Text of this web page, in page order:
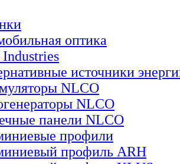
оптика
источники
NLCO
NLCO
панели NLCO
профили
профиль ARH